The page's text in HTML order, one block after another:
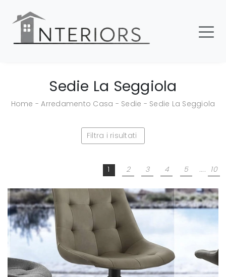
Sedie La Seggiola
Home -Arredamento Casa - Sedie - Sedie La Seggiola
Filtra i risultati
1 2 3 4 5 .... 10